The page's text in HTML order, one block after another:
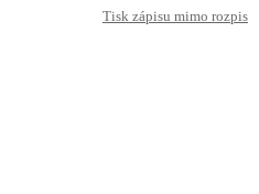
Tisk zápisu mimo rozpis